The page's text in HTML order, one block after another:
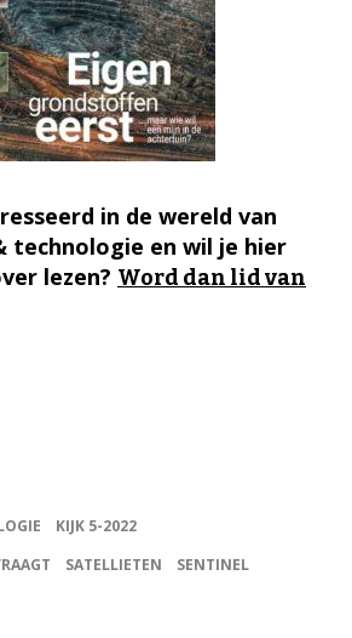
in de wereld van
technologie en wil je hier
lezen? Word dan lid van
KIJK 5-2022
SATELLIETEN SENTINEL